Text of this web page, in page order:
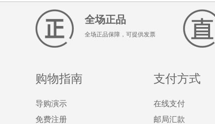
全场正品
全场正品保障，可提供发票
购物指南
导购演示
免费注册
支付方式
在线支付
邮局汇款